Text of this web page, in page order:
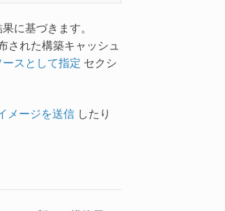
に基づきます。
された構築キャッシュ
スとして指定 セクシ
メージを送信したり